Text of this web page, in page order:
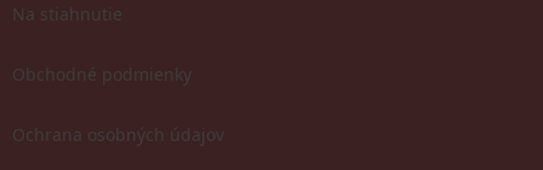
Na stiahnutie
Obchodné podmienky
Ochrana osobných údajov